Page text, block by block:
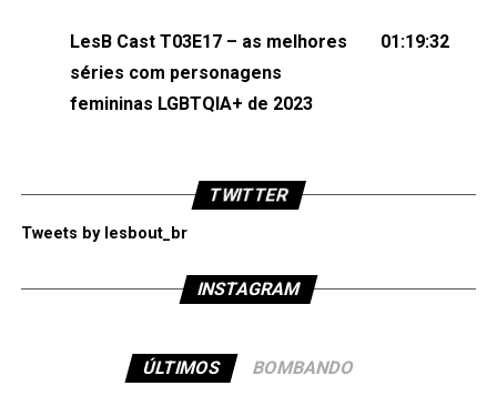
LesB Cast T03E17 – as melhores
séries com personagens
femininas LGBTQIA+ de 2023
01:19:32
TWITTER
Tweets by lesbout_br
INSTAGRAM
ÚLTIMOS BOMBANDO